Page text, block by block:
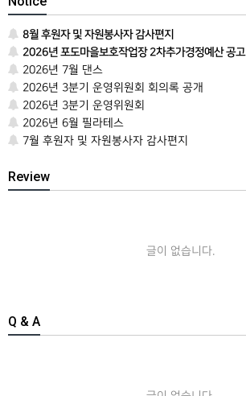
8월 후원자 및 자원봉사자 감사편지
2026년 포도마을보호작업장 2차추가경정예산 공고
2026년 7월 댄스
2026년 3분기 운영위원회 회의록 공개
2026년 3분기 운영위원회
2026년 6월 필라테스
7월 후원자 및 자원봉사자 감사편지
Review
글이 없습니다.
Q & A